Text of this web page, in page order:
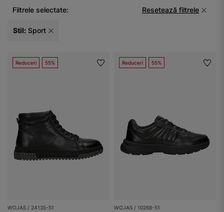
Filtrele selectate: Resetează filtrele
Stil: Sport
Reduceri 55%
WOJAS / 24135-51
Reduceri 55%
WOJAS / 10268-51